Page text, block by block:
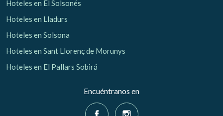
Hoteles en El Solsonés
Hoteles en Lladurs
Hoteles en Solsona
Hoteles en Sant Llorenç de Morunys
Hoteles en El Pallars Sobirá
Encuéntranos en